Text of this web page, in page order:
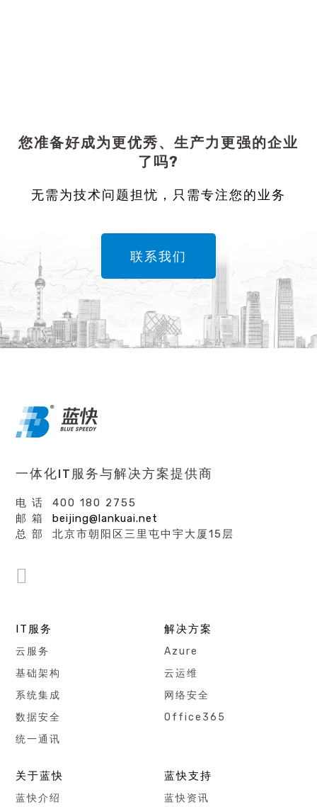
您准备好成为更优秀、生产力更强的企业
了吗?
无需为技术问题担忧，只需专注您的业务
联系我们
一体化IT服务与解决方案提供商
电 话 400 180 2755
邮 箱beijing@lankuai.net
总 部 北京市朝阳区三里屯中宇大厦15层
IT服务
云服务
基础架构
系统集成
数据安全
统一通讯
解决方案
Azure
云运维
网络安全
Office365
关于蓝快
蓝快介绍
蓝快支持
蓝快资讯